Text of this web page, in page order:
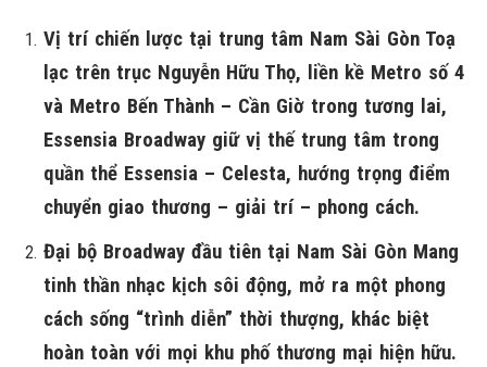
Vị trí chiến lược tại trung tâm Nam Sài Gòn Toạ
lạc trên trục Nguyễn Hữu Thọ, liền kề Metro số 4
và Metro Bến Thành – Cần Giờ trong tương lai,
Essensia Broadway giữ vị thế trung tâm trong
quần thể Essensia – Celesta, hướng trọng điểm
chuyển giao thương – giải trí – phong cách.
Đại bộ Broadway đầu tiên tại Nam Sài Gòn Mang
tinh thần nhạc kịch sôi động, mở ra một phong
cách sống “trình diễn” thời thượng, khác biệt
hoàn toàn với mọi khu phố thương mại hiện hữu.